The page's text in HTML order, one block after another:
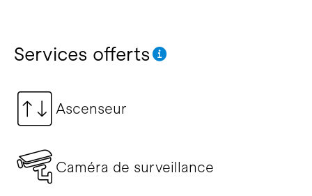
Services offerts
Ascenseur
Caméra de surveillance